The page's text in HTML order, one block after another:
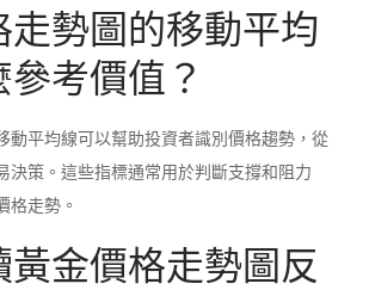
走勢圖的移動平均
考價值？
動平均線可以幫助投資者識別價格趨勢，從
決策。這些指標通常用於判斷支撐和阻力
格走勢。
金價格走勢圖反